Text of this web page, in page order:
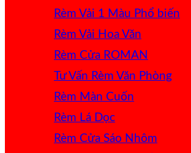
Rèm Vải 1 Màu
Rèm Vải Hoa Văn
Rèm Cửa ROMAN
Tư Vấn Rèm Văn Phòng
Rèm Màn Cuốn
Rèm Lá Dọc
Rèm Cửa Sáo Nhôm